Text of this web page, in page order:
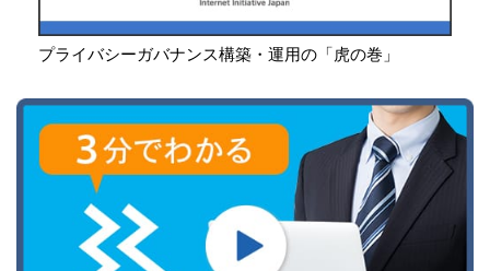
プライバシーガバナンス構築・運用の「虎の巻」